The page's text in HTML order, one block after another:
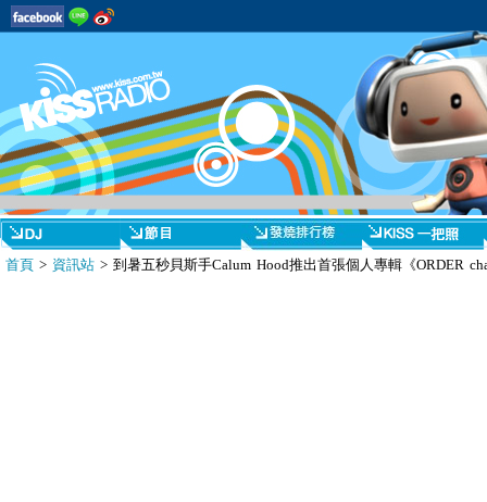
首頁 > 資訊站 > 到暑五秒貝斯手Calum Hood推出首張個人專輯《ORDER